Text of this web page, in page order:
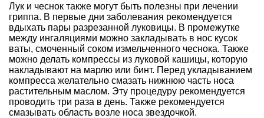
Лук и чеснок также могут быть полезны при лечении
гриппа. В первые дни заболевания рекомендуется
вдыхать пары разрезанной луковицы. В промежутке
между ингаляциями можно закладывать в нос кусок
ваты, смоченный соком измельченного чеснока. Также
можно делать компрессы из луковой кашицы, которую
накладывают на марлю или бинт. Перед укладыванием
компресса желательно смазать нижнюю часть носа
растительным маслом. Эту процедуру рекомендуется
проводить три раза в день. Также рекомендуется
смазывать область возле носа звездочкой.